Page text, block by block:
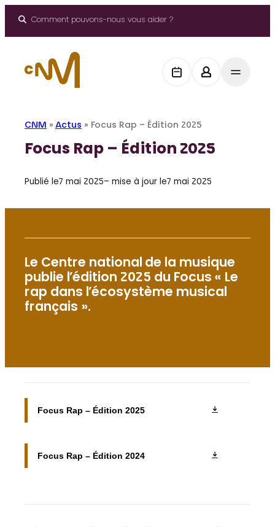
Comment pouvons-nous vous aider ?
CNM » Actus » Focus Rap – Édition 2025
Focus Rap – Édition 2025
Publié le7 mai 2025– mise à jour le7 mai 2025
Le Centre national de la musique
publie l’édition 2025 du Focus « Le
rap dans l’écosystème musical
français ».
Focus Rap – Édition 2025
Focus Rap – Édition 2024